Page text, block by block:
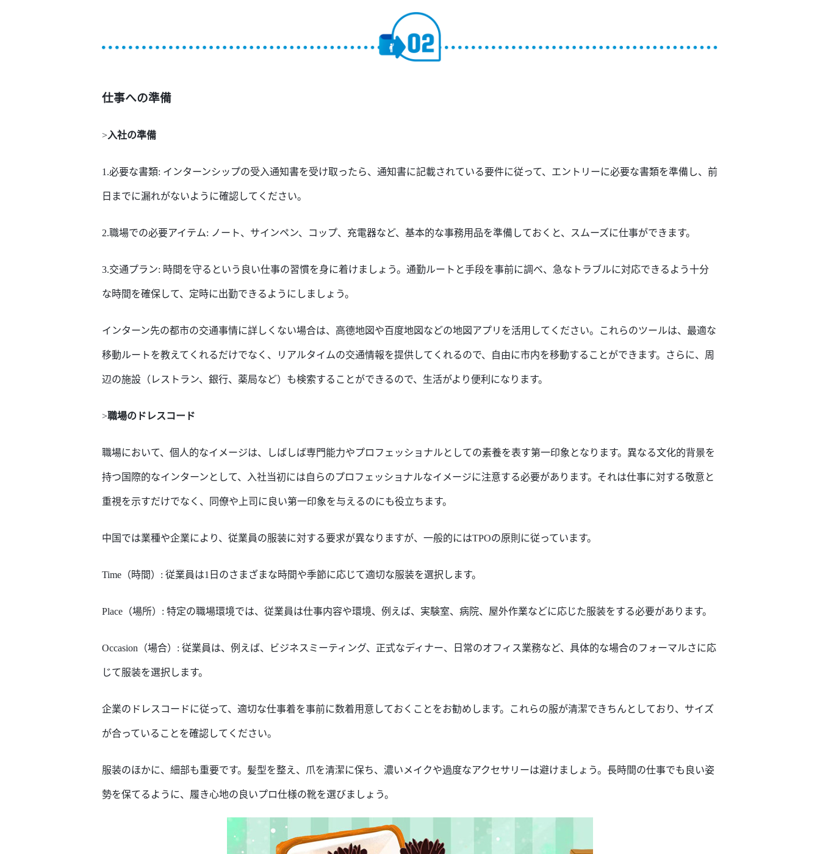
仕事への準備
>入社の準備
1.必要な書類: インターンシップの受入通知書を受け取ったら、通知書に記載されている要件に従って、エントリーに必要な書類を準備し、 前
日までに漏れがないように確認 して ください。
2.職場での必要アイテム: ノート、サインペン、コップ、充電器など、基本的な事務用品を準備しておくと、スムーズに仕事ができます。
3.交通プラン: 時間を守る という 良 い仕事の習慣を身に着けましょう。通勤ルート と手段を事前に調べ、急なトラブルに対応できるよう十分
な時間を確保して、定時に出勤できるようにしましょう。
インターン先の都市の交通事情に詳しくない場合は、高德地図や百度地図などの地図アプリを活用してください。これらのツールは、 最適な
移動ルートを教えてくれるだけでなく、リアルタイムの交通情報を提供してくれるので、自由に市内を移動することができます。さらに、周
辺の施設（レストラン、銀行、薬局など） も検索すること ができ るので、生活がより便利 になります。
>職場のドレスコード
職場において、個人的なイメージは、しばしば専門能力やプロフェッショナルとしての素養を表す第一印象となります。異なる文化的背景を
持つ国際的なインターンとして、 入社当初には自 らのプロフェッショナルなイメージに注意する必要があります。 それは仕事に対する敬意 と
重視を示すだけでなく、同僚や上司に良い第一印象を与えるのにも役立ちます。
中国では業種や企業により、 従業員の服装に対する要求が異なりますが、一般的にはTPOの原則に従っています。
Time（時間）: 従業員は1日のさまざまな時間や季節に応じて適切な服装を選択します。
Place（場所）: 特定の職場環境では、従業員は仕事内容や環境、例えば、実験室、病院、屋外作業などに応じた服装をする必要があります。
Occasion（場合）: 従業員は、例えば、ビジネスミーティング、正式なディナー、日常のオフィス業務など、 具体的な場合のフォーマルさ に応
じて服装を選択します。
企業の ドレスコード に従って、適切な仕事着を事前に数着用意 しておく ことをお勧めします。これらの服が清潔できちんと しており、サイズ
が合っている ことを確認 して ください。
服装のほかに、細部も重要です。髪型を整え、爪を清潔に保ち、濃いメイクや過度なアクセサリーは避けましょう。長時間の仕事でも良 い姿
勢を保てるように、履き心地の良いプロ仕様の靴を選びましょう。